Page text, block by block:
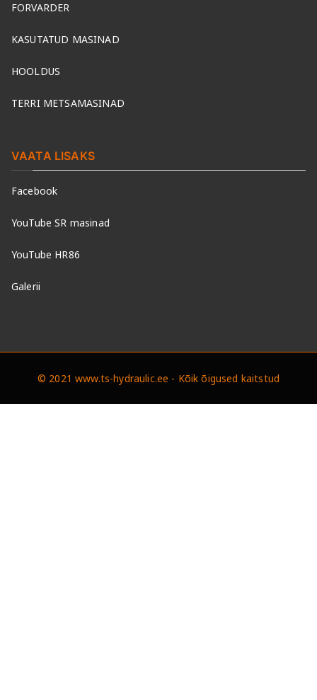
FORVARDER
KASUTATUD MASINAD
HOOLDUS
TERRI METSAMASINAD
VAATA LISAKS
Facebook
YouTube SR masinad
YouTube HR86
Galerii
© 2021 www.ts-hydraulic.ee - Kõik õigused kaitstud